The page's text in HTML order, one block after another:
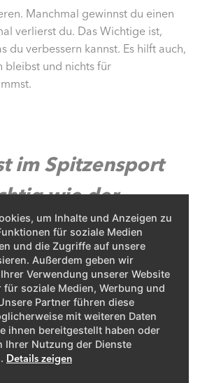
um Inhalte und Anzeigen zu
für soziale Medien
und die Zugriffe auf unsere
Außerdem geben wir
Verwendung unserer Website
für soziale Medien, Werbung und
Partner führen diese
mit weiteren Daten
ihnen bereitgestellt haben oder
Ihrer Nutzung der Dienste
Details zeigen
Manchmal gewinnst du einen
verlierst du. Das Wichtige ist,
du verbessern kannst. Es hilft auch,
bleibst und nichts für
im Spitzensport
wie der
hilft dir, mental
mit meinem Sportpsychologen.
ich einfach mein Ding. Ich
Beruf, und ich weiss, wie ich ihn
am Ende ganz locker, und es ist